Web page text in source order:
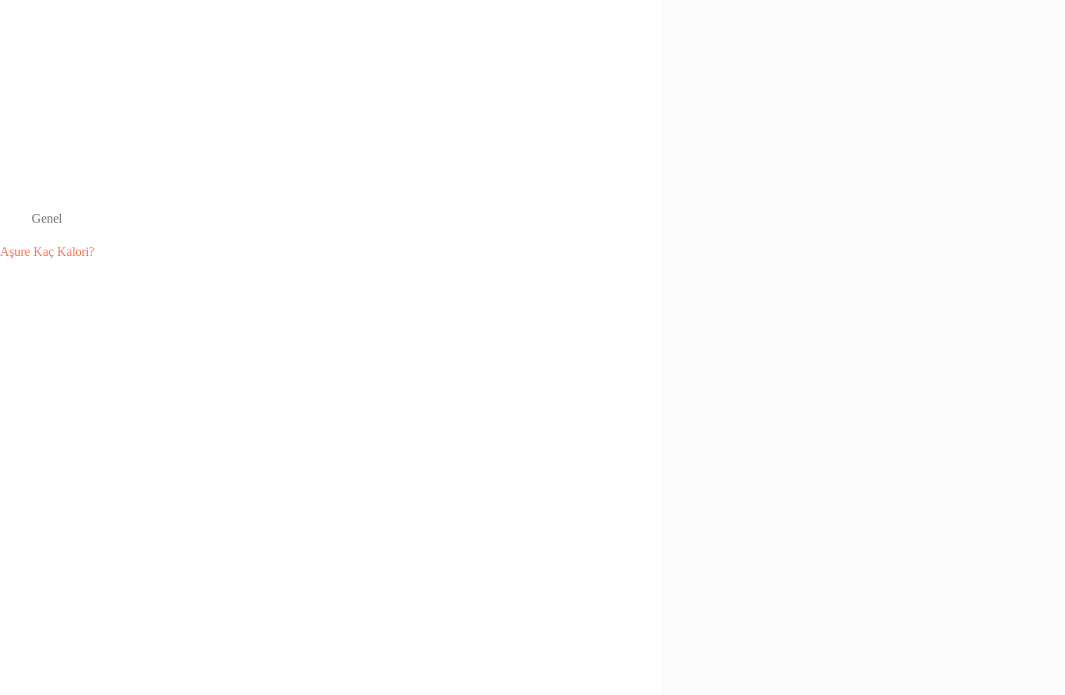
Genel
Aşure Kaç Kalori?